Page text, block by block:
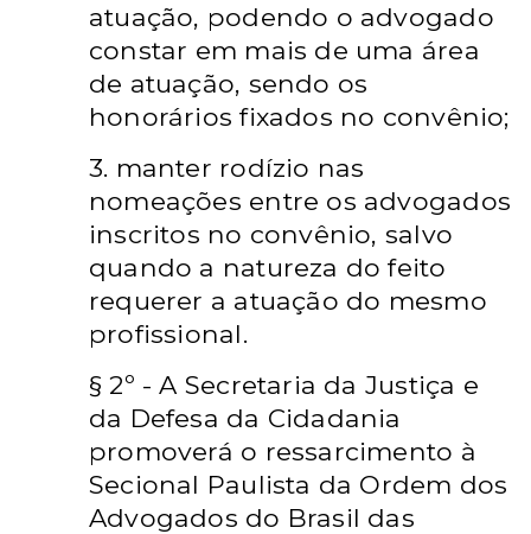
atuação, podendo o advogado
constar em mais de uma área
de atuação, sendo os
honorários fixados no convênio;
3. manter rodízio nas
nomeações entre os advogados
inscritos no convênio, salvo
quando a natureza do feito
requerer a atuação do mesmo
profissional.
§ 2º - A Secretaria da Justiça e
da Defesa da Cidadania
promoverá o ressarcimento à
Secional Paulista da Ordem dos
Advogados do Brasil das